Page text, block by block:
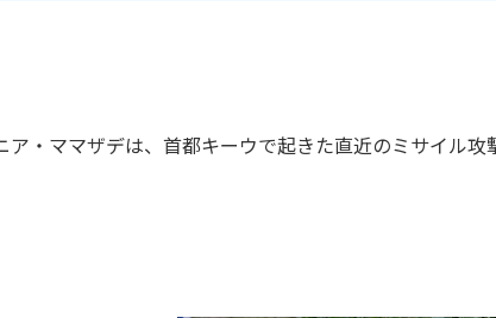
・ママザデは、首都キーウで起きた直近のミサイル攻